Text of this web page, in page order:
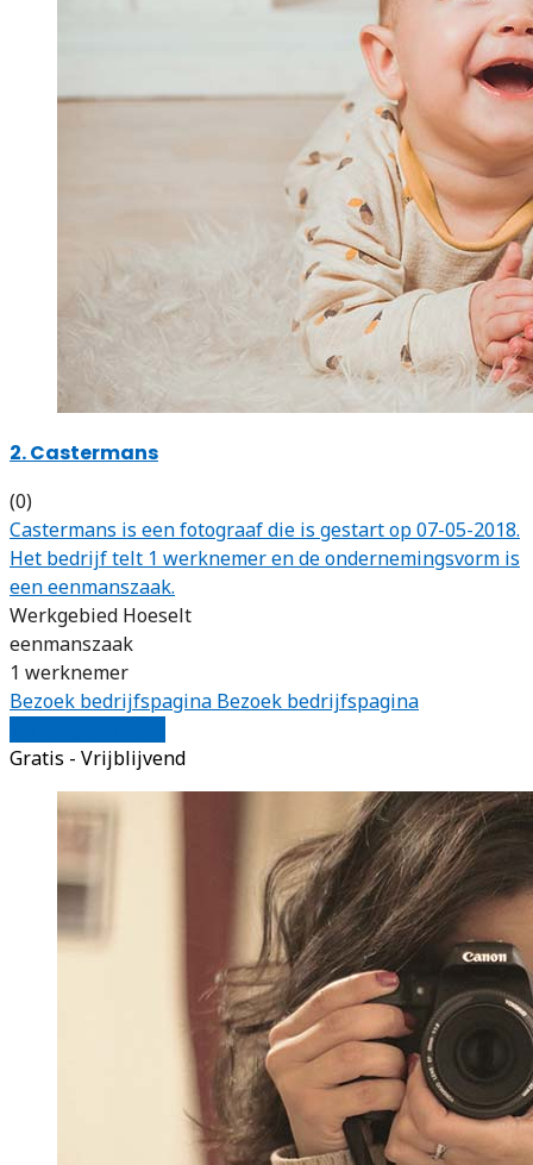
2. Castermans
(0)
Castermans is een fotograaf die is gestart op 07-05-2018.
Het bedrijf telt 1 werknemer en de ondernemingsvorm is
een eenmanszaak.
Werkgebied Hoeselt
eenmanszaak
1 werknemer
Bezoek bedrijfspagina Bezoek bedrijfspagina
Gratis - Vrijblijvend